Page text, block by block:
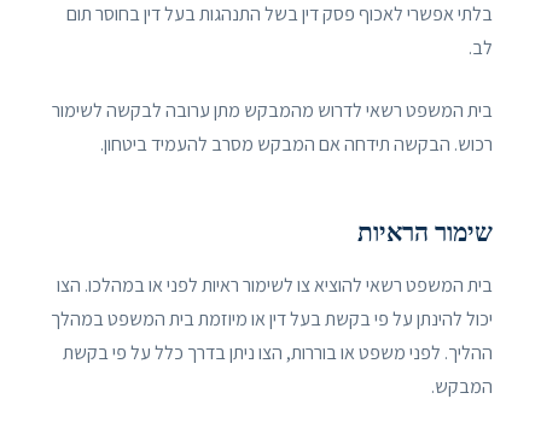
בלתי אפשרי לאכוף פסק דין בשל התנהגות בעל דין בחוסר תום
לב.
בית המשפט רשאי לדרוש מהמבקש מתן ערובה לבקשה לשימור
רכוש. הבקשה תידחה אם המבקש מסרב להעמיד ביטחון.
שימור הראיות
בית המשפט רשאי להוציא צו לשימור ראיות לפני או במהלכו. הצו
יכול להינתן על פי בקשת בעל דין או מיוזמת בית המשפט במהלך
ההליך. לפני משפט או בוררות, הצו ניתן בדרך כלל על פי בקשת
המבקש.